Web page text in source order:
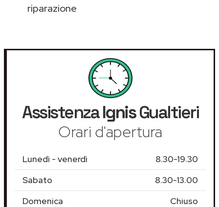
riparazione
AssistenzaIgnisGualtieri
Orari d'apertura
Lunedì - venerdì
8.30-19.30
Sabato
8.30-13.00
Domenica
Chiuso